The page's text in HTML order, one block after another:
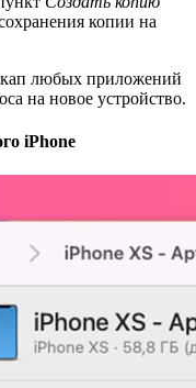
копии на
любых приложений
на новое устройство.
iPhone